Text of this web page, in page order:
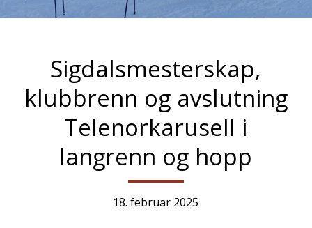
Sigdalsmesterskap,
klubbrenn og avslutning
Telenorkarusell i
langrenn og hopp
18. februar 2025